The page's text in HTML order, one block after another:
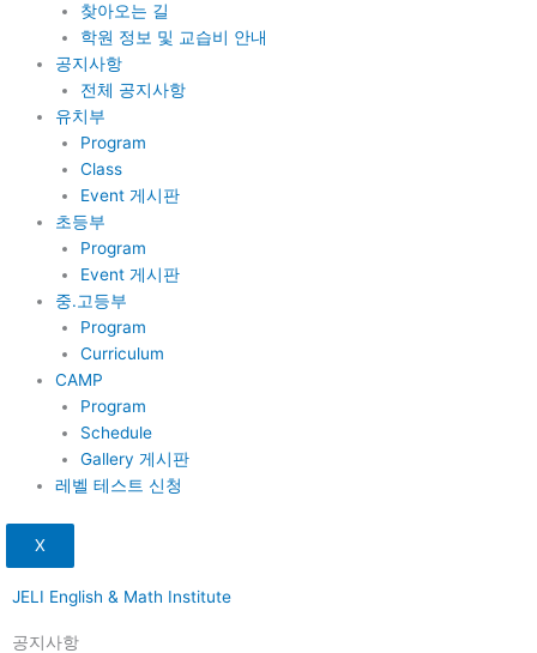
찾아오는 길
학원 정보 및 교습비 안내
공지사항
전체 공지사항
유치부
Program
Class
Event 게시판
초등부
Program
Event 게시판
중.고등부
Program
Curriculum
CAMP
Program
Schedule
Gallery 게시판
레벨 테스트 신청
X
JELI English & Math Institute
공지사항